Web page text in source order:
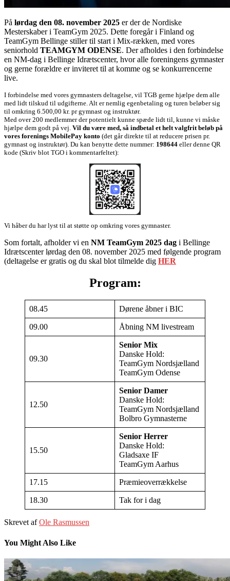
På lørdag den 08. november 2025 er der de Nordiske
Mesterskaber i TeamGym 2025. Dette foregår i Finland og
TeamGym Bellinge stiller til start i Mix-rækken, med vores
seniorhold TEAMGYM ODENSE. Der afholdes i den forbindelse
en NM-dag i Bellinge Idrætscenter, hvor alle foreningens gymnaster
og gerne forældre er inviteret til at komme og se konkurrencerne
live.
I forbindelse med vores gymnasters deltagelse, vil TGB gerne hjælpe dem alle
med lidt tilskud til udgifterne. Alt er nemlig egenbetaling og turen beløber sig
til omkring 6.500,00 kr. pr gymnast og instruktør.
Med over 200 medlemmer der potentielt kunne spæde lidt til, kunne vi måske
hjælpe dem godt på vej. Vil du være med, så indbetal et helt valgfrit beløb på
vores forenings MobilePay konto (det går direkte til at reducere prisen pr.
gymnast og instruktør). Du kan benytte dette nummer: 198644 eller denne QR
kode (Skriv blot TGO i kommentarfeltet):
Vi håber du har lyst til at støtte op omkring vores gymnaster.
Som fortalt, afholder vi en NM TeamGym 2025 dag i Bellinge
Idrætscenter lørdag den 08. november 2025 med følgende program
(deltagelse er gratis og du skal blot tilmelde dig HER
Program:
08.45 Dørene åbner i BIC
09.00 Åbning NM livestream
09.30
Senior Mix
Danske Hold:
TeamGym Nordsjælland
TeamGym Odense
12.50
Senior Damer
Danske Hold:
TeamGym Nordsjælland
Bolbro Gymnasterne
15.50
Senior Herrer
Danske Hold:
Gladsaxe IF
TeamGym Aarhus
17.15 Præmieoverrækkelse
18.30 Tak for i dag
Skrevet af Ole Rasmussen
You Might Also Like